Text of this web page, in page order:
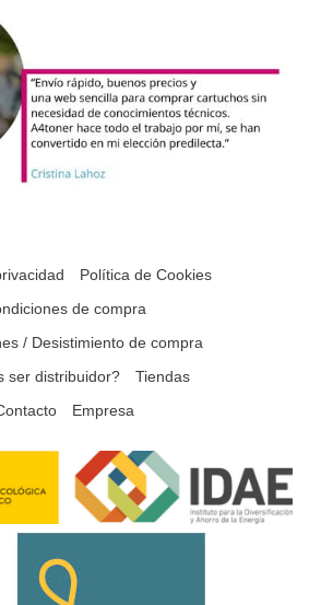
Política de Cookies
de compra
/ Desistimiento de compra
ser distribuidor?
Tiendas
Empresa